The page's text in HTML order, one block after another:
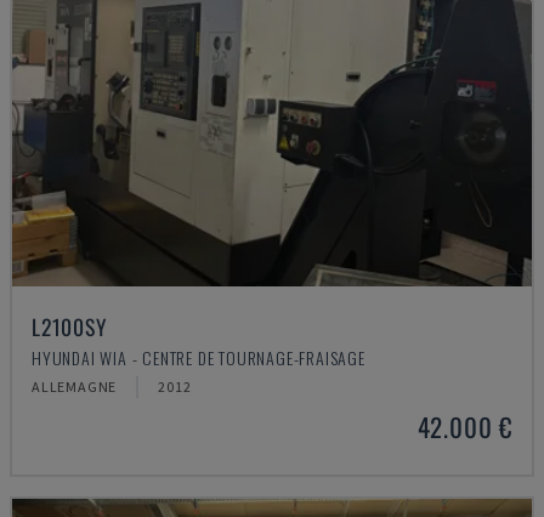
L2100SY
HYUNDAI WIA - CENTRE DE TOURNAGE-FRAISAGE
ALLEMAGNE 2012
42.000 €